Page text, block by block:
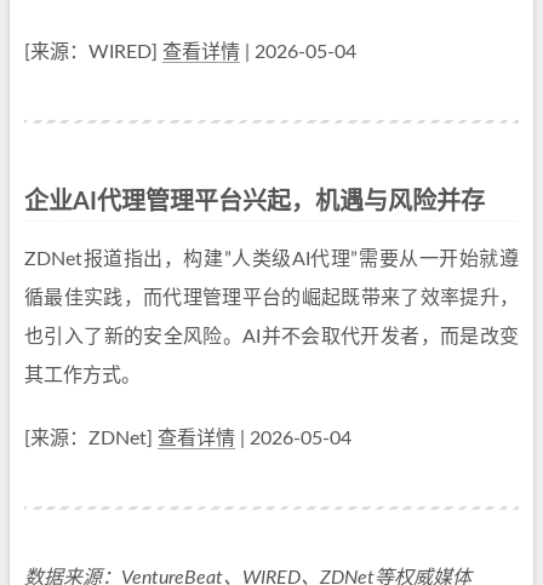
[来源：WIRED] 查看详情 | 2026-05-04
企业AI代理管理平台兴起，机遇与风险并存
ZDNet报道指出，构建”人类级AI代理”需要从一开始就遵
循最佳实践，而代理管理平台的崛起既带来了效率提升，
也引入了新的安全风险。AI并不会取代开发者，而是改变
其工作方式。
[来源：ZDNet] 查看详情 | 2026-05-04
数据来源：VentureBeat、WIRED、ZDNet等权威媒体